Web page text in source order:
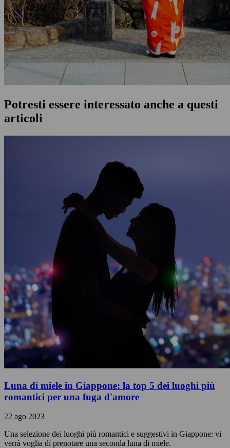
Potresti essere interessato anche a questi
articoli
Luna di miele in Giappone: la top 5 dei luoghi più
romantici per una fuga d'amore
22 ago 2023
Una selezione dei luoghi più romantici e suggestivi in Giappone: vi
verrà voglia di prenotare una seconda luna di miele.